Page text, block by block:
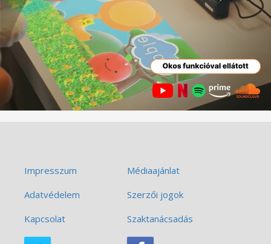
Impresszum
Médiaajánlat
Adatvédelem
Szerzői jogok
Kapcsolat
Szaktanácsadás